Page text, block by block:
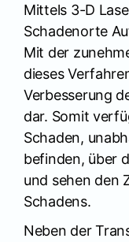
Mittels 3-D
Schadenorte
Mit der
dieses
Verbesserung
dar. Somit
Schaden,
befinden, über
und sehen den
Schadens.
Neben der